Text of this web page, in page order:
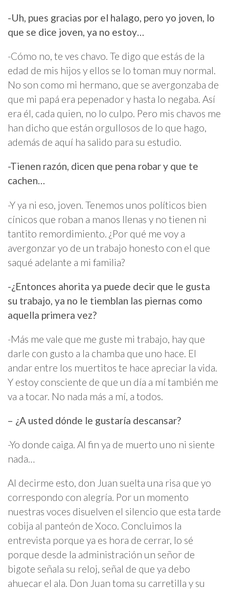
-Uh, pues gracias por el halago, pero yo joven, lo
que se dice joven, ya no estoy…
-Cómo no, te ves chavo. Te digo que estás de la
edad de mis hijos y ellos se lo toman muy normal.
No son como mi hermano, que se avergonzaba de
que mi papá era pepenador y hasta lo negaba. Así
era él, cada quien, no lo culpo. Pero mis chavos me
han dicho que están orgullosos de lo que hago,
además de aquí ha salido para su estudio.
-Tienen razón, dicen que pena robar y que te
cachen…
-Y ya ni eso, joven. Tenemos unos políticos bien
cínicos que roban a manos llenas y no tienen ni
tantito remordimiento. ¿Por qué me voy a
avergonzar yo de un trabajo honesto con el que
saqué adelante a mi familia?
-¿Entonces ahorita ya puede decir que le gusta
su trabajo, ya no le tiemblan las piernas como
aquella primera vez?
-Más me vale que me guste mi trabajo, hay que
darle con gusto a la chamba que uno hace. El
andar entre los muertitos te hace apreciar la vida.
Y estoy consciente de que un día a mí también me
va a tocar. No nada más a mí, a todos.
– ¿A usted dónde le gustaría descansar?
-Yo donde caiga. Al fin ya de muerto uno ni siente
nada…
Al decirme esto, don Juan suelta una risa que yo
correspondo con alegría. Por un momento
nuestras voces disuelven el silencio que esta tarde
cobija al panteón de Xoco. Concluimos la
entrevista porque ya es hora de cerrar, lo sé
porque desde la administración un señor de
bigote señala su reloj, señal de que ya debo
ahuecar el ala. Don Juan toma su carretilla y su